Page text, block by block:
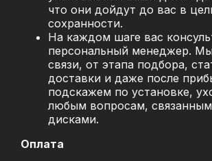
что они дойдут до вас в
сохранности.
На каждом шаге вас
персональный менеджер.
связи, от этапа подбора,
доставки и даже после
подскажем по установке,
любым вопросам,
дисками.
Оплата